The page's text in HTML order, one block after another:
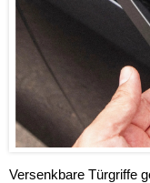
Versenkbare Türgriffe